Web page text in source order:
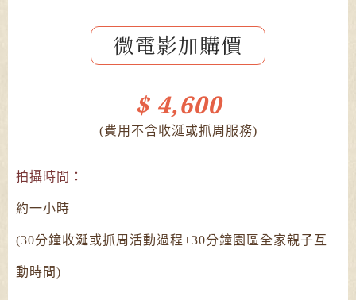
微電影加購價
$ 4,600
(費用不含收涎或抓周服務)
拍攝時間：
約一小時
(30分鐘收涎或抓周活動過程+30分鐘園區全家親子互
動時間)